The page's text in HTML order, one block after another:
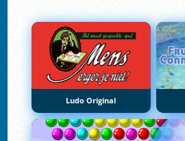
Ludo Original